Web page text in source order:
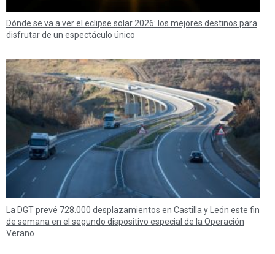
Dónde se va a ver el eclipse solar 2026: los mejores destinos para
disfrutar de un espectáculo único
La DGT prevé 728.000 desplazamientos en Castilla y León este fin
de semana en el segundo dispositivo especial de la Operación
Verano